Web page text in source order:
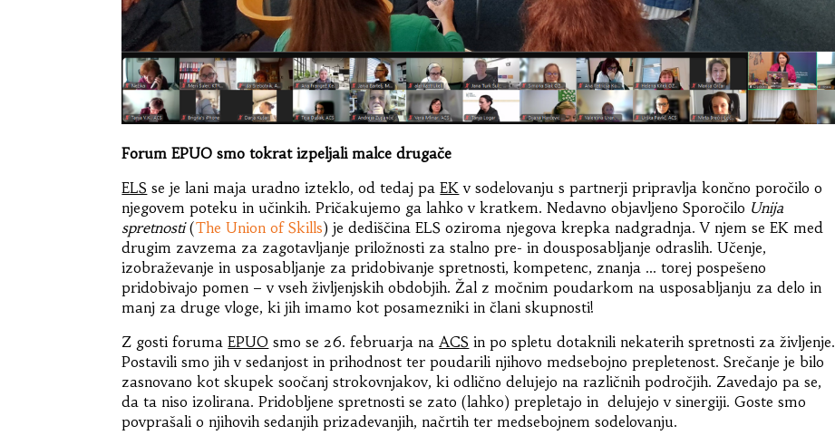
Forum EPUO smo tokrat izpeljali malce drugače
ELS se je lani maja uradno izteklo, od tedaj paEK v sodelovanju s partnerji pripravlja končno poročilo o
njegovem poteku in učinkih. Pričakujemo ga lahko v kratkem. Nedavno objavljeno Sporočilo Unija
spretnosti(The Union of Skills) je dediščina ELS oziroma njegova krepka nadgradnja. V njem se EK med
drugim zavzema za zagotavljanje priložnosti za stalno pre- in dousposabljanje odraslih. Učenje,
izobraževanje in usposabljanje za pridobivanje spretnosti, kompetenc, znanja … torej pospešeno
pridobivajo pomen – v vseh življenjskih obdobjih. Žal z močnim poudarkom na usposabljanju za delo in
manj za druge vloge, ki jih imamo kot posamezniki in člani skupnosti!
Z gosti forumaEPUO smo se 26. februarja na ACS in po spletu dotaknili nekaterih spretnosti za življenje.
Postavili smo jih v sedanjost in prihodnost ter poudarili njihovo medsebojno prepletenost. Srečanje je bilo
zasnovano kot skupek soočanj strokovnjakov, ki odlično delujejo na različnih področjih. Zavedajo pa se,
da ta niso izolirana. Pridobljene spretnosti se zato (lahko) prepletajo in delujejo v sinergiji. Goste smo
povprašali o njihovih sedanjih prizadevanjih, načrtih ter medsebojnem sodelovanju.